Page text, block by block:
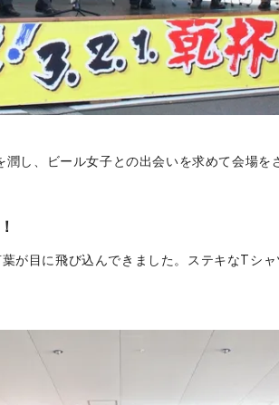
し、ビール女子との出会いを求めて会場を
葉が目に飛び込んできました。ステキなTシ